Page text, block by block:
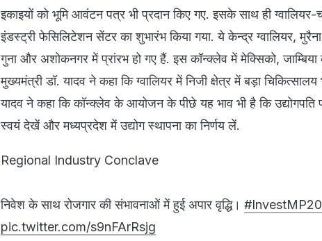
इकाइयों को भूमि आवंटन पत्र भी प्रदान किए गए. इसके साथ ही
इंडस्ट्री फेसिलिटेशन सेंटर का शुभारंभ किया गया. ये केन्द्र ग्वालियर,
गुना और अशोकनगर में प्रांरभ हो गए हैं. इस कॉन्क्लेव में मेक्सिको, जाम्बिया
मुख्यमंत्री डॉ. यादव ने कहा कि ग्वालियर में निजी क्षेत्र में बड़ा चिकित्सालय
यादव ने कहा कि कॉन्क्लेव के आयोजन के पीछे यह भाव भी है कि
स्वयं देखें और मध्यप्रदेश में उद्योग स्थापना का निर्णय लें.
Regional Industry Conclave
निवेश के साथ रोजगार की संभावनाओं में हुई अपार वृद्धि।
pic.twitter.com/s9nFArRsjg